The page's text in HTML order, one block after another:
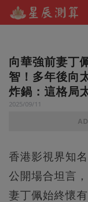
向華強前妻丁
智！多年後向
炸鍋：這格局
2025/09/11
香港影視界知
公開場合坦言
妻丁佩始終懷